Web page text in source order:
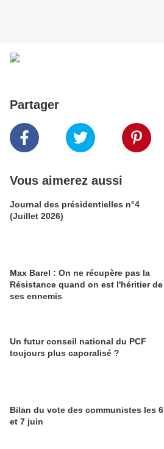
Partager
Vous aimerez aussi
Journal des présidentielles n°4
(Juillet 2026)
Max Barel : On ne récupère pas la
Résistance quand on est l'héritier de
ses ennemis
Un futur conseil national du PCF
toujours plus caporalisé ?
Bilan du vote des communistes les 6
et 7 juin